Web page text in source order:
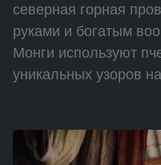
северная горная
руками и богатым
Монги используют
уникальных узоров